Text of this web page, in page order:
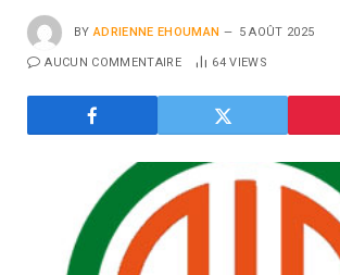
BY ADRIENNE EHOUMAN 5 AOÛT 2025
AUCUN COMMENTAIRE 64VIEWS